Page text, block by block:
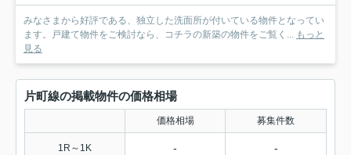
みなさまから好評である、独立した洗面所が付いている物件となってい
ます。戸建て物件をご検討なら、コチラの新築の物件をご覧く... もっと
見る
片町線の掲載物件の価格相場
価格相場 募集件数
1R～1K - -